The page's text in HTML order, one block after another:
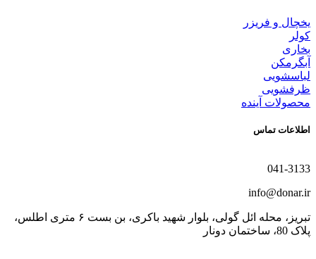
یخچال و فریزر
کولر
بخاری
آبگرمکن
لباسشویی
ظرفشویی
محصولات آینده
اطلاعات تماس
041-3133
info@donar.ir
تبریز، محله ائل گولی، بلوار شهید باکری، بن بست ۶ متری اطلس،
پلاک 80، ساختمان دونار